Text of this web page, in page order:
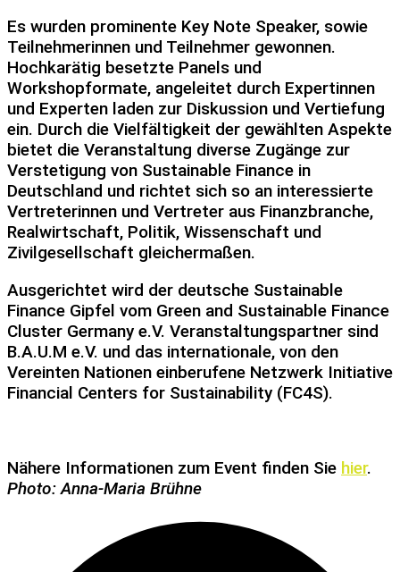
Es wurden prominente Key Note Speaker, sowie
Teilnehmerinnen und Teilnehmer gewonnen.
Hochkarätig besetzte Panels und
Workshopformate, angeleitet durch Expertinnen
und Experten laden zur Diskussion und Vertiefung
ein. Durch die Vielfältigkeit der gewählten Aspekte
bietet die Veranstaltung diverse Zugänge zur
Verstetigung von Sustainable Finance in
Deutschland und richtet sich so an interessierte
Vertreterinnen und Vertreter aus Finanzbranche,
Realwirtschaft, Politik, Wissenschaft und
Zivilgesellschaft gleichermaßen.
Ausgerichtet wird der deutsche Sustainable
Finance Gipfel vom Green and Sustainable Finance
Cluster Germany e.V. Veranstaltungspartner sind
B.A.U.M e.V. und das internationale, von den
Vereinten Nationen einberufene Netzwerk Initiative
Financial Centers for Sustainability (FC4S).
Nähere Informationen zum Event finden Sie hier.
Photo: Anna-Maria Brühne